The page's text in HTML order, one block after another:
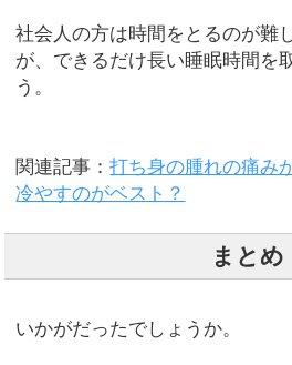
社会人の方は時間をとるのが難
が、できるだけ長い睡眠時間を
う。
関連記事：打ち身の腫れの痛み
冷やすのがベスト？
まとめ
いかがだったでしょうか。